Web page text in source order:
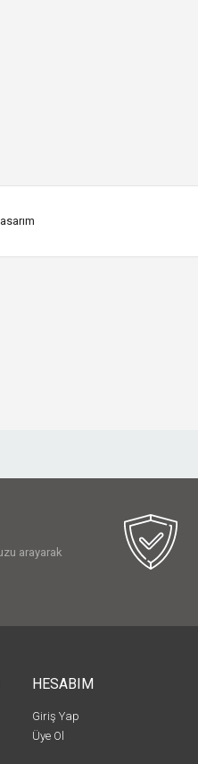
arayarak
HESABIM
Giriş Yap
Üye Ol